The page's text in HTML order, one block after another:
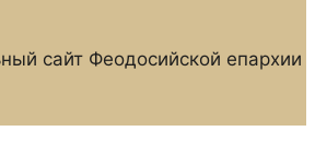
сайт Феодосийской епархии